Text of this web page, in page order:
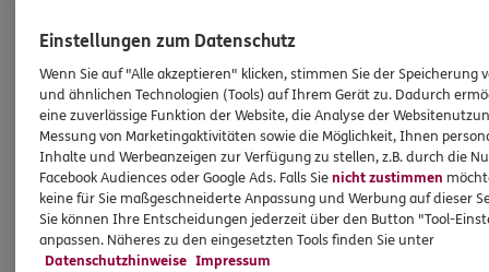
eine Barriere gestoßen sind. Kopieren Sie hierzu
den Link aus der Adresszeile Ihres Browsers.
Schicken Sie denLink zusammen mit einem
Hinweis auf den Text oder Service, der Ihnen
Schwierigkeiten bereitet hat, an:
barriere.melden@ergo.de
Bitte senden Sie an diese E-Mail-Adresse nur
Anmerkungen zum Thema „Barrierefreiheit“und
keine Daten oder Informationen zu Ihrem
Einstellungen zum Datenschutz
Wenn Sie auf "Alle akzeptieren" klicken, stimmen Sie der Speicherung
und ähnlichen Technologien (Tools) auf Ihrem Gerät zu. Dadurch
eine zuverlässige Funktion der Website, die Analyse der
Messung von Marketingaktivitäten sowie die Möglichkeit, Ihnen
Inhalte und Werbeanzeigen zur Verfügung zu stellen, z.B. durch die
Facebook Audiences oder Google Ads. Falls Sienicht zustimmen
keine für Sie maßgeschneiderte Anpassung und Werbung auf dieser
Sie können Ihre Entscheidungen jederzeit über den Button "Tool-
anpassen. Näheres zu den eingesetzten Tools finden Sie unter
Datenschutzhinweise Impressum